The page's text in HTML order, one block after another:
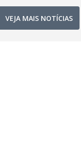
VEJA MAIS NOTÍCIAS